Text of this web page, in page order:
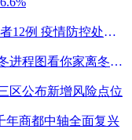
19日0时至15时北京新增本土感染者12例 疫情防控处关键时刻
秋天的脚步抵达华南 2022全国秋冬进程图看你家离冬天有多远
区公布新增风险点位
年商都中轴全面复兴